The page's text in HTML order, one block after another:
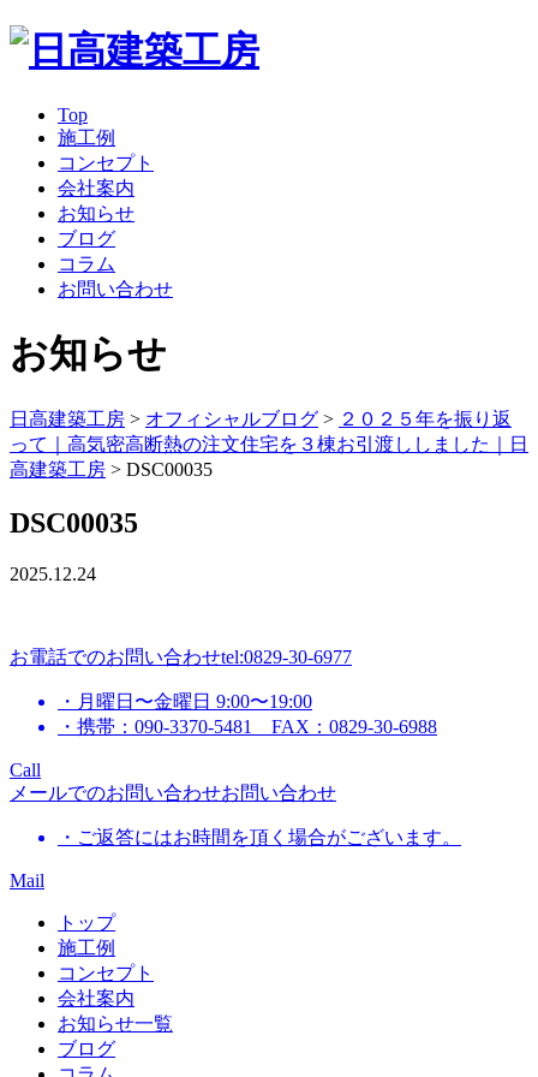
Top
施工例
コンセプト
会社案内
お知らせ
ブログ
コラム
お問い合わせ
お知らせ
日高建築工房 > オフィシャルブログ > ２０２５年を振り返
って｜高気密高断熱の注文住宅を３棟お引渡ししました｜日
高建築工房 > DSC00035
DSC00035
2025.12.24
お電話でのお問い合わせtel:0829-30-6977
・月曜日〜金曜日 9:00〜19:00
・携帯：090-3370-5481 FAX：0829-30-6988
Call
メールでのお問い合わせお問い合わせ
・ご返答にはお時間を頂く場合がございます。
Mail
トップ
施工例
コンセプト
会社案内
お知らせ一覧
ブログ